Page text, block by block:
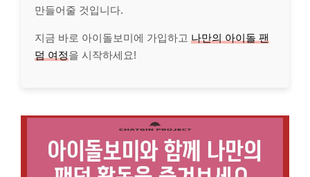
만들어줄 것입니다.
지금 바로 아이돌보미에 가입하고 나만의 아이돌 팬
덤 여정을 시작하세요!